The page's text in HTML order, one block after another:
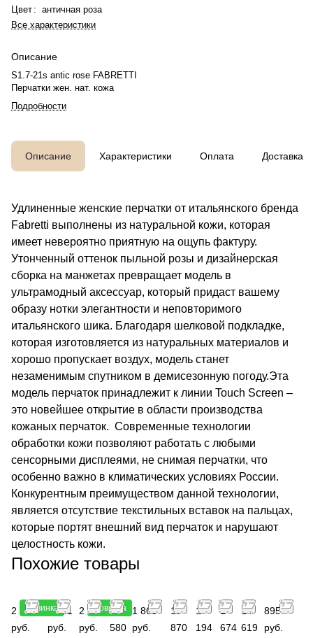
Цвет : античная роза
Все характеристики
Описание
S1.7-21s antic rose FABRETTI
Перчатки жен. нат. кожа
Подробности
Описание Характеристики Оплата Доставка
Удлиненные женские перчатки от итальянского бренда
Fabretti выполнены из натуральной кожи, которая
имеет невероятно приятную на ощупь фактуру.
Утонченный оттенок пыльной розы и дизайнерская
сборка на манжетах превращает модель в
ультрамодный аксессуар, который придаст вашему
образу нотки элегантности и неповторимого
итальянского шика. Благодаря шелковой подкладке,
которая изготовляется из натуральных материалов и
хорошо пропускает воздух, модель станет
незаменимым спутником в демисезонную погоду.Эта
модель перчаток принадлежит к линии Touch Screen –
это новейшее открытие в области производства
кожаных перчаток. Современные технологии
обработки кожи позволяют работать с любыми
сенсорными дисплеями, не снимая перчатки, что
особенно важно в климатических условиях России.
Конкурентным преимуществом данной технологии,
является отсутствие текстильных вставок на пальцах,
которые портят внешний вид перчаток и нарушают
целостность кожи.
Похожие товары
Новинка
2 990
руб.
3 141
руб.
Новинка
2 990
руб.
2
580
1 868
руб.
17
870
1
194
1
674
14
619
895
руб.